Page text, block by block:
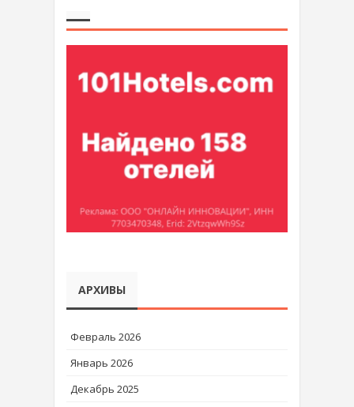
АРХИВЫ
Февраль 2026
Январь 2026
Декабрь 2025